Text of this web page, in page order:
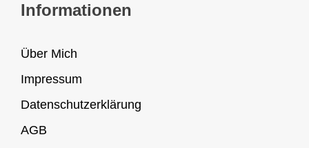
Informationen
Über Mich
Impressum
Datenschutzerklärung
AGB